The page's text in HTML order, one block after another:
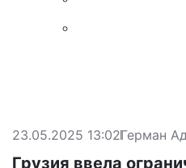
23.05.2025 13:02Герман
Грузия ввела